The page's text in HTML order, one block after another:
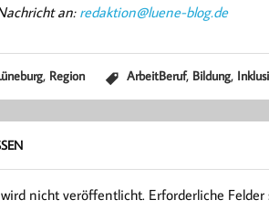
an: redaktion@luene-blog.de
, Region ArbeitBeruf, Bildung,
nicht veröffentlicht. Erforderliche